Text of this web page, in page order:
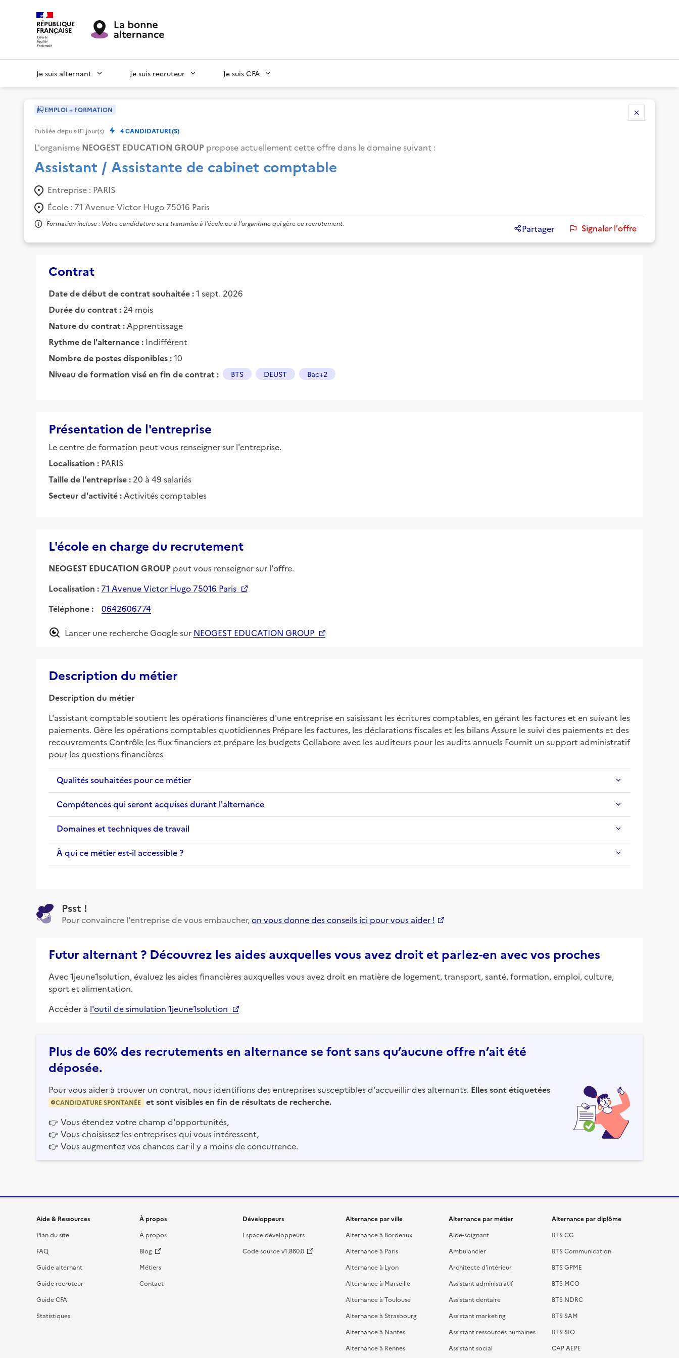
RÉPUBLIQUE
FRANÇAISE
Je suis alternant Je suis recruteur Je suis CFA
EMPLOI + FORMATION
Publiée depuis81 jour(s) 4CANDIDATURE(S)
L'organisme NEOGEST EDUCATION GROUP propose actuellement cette offre dans le domaine suivant :
Assistant / Assistante de cabinet comptable
Entreprise : PARIS
École : 71 Avenue Victor Hugo 75016 Paris
Formation incluse : Votre candidature sera transmise à l'école ou à l'organisme qui gère ce recrutement. Partager Signaler l'offre
Contrat
Date de début de contrat souhaitée :1 sept. 2026
Durée du contrat : 24 mois
Nature du contrat : Apprentissage
Rythme de l'alternance : Indifférent
Nombre de postes disponibles :10
Niveau de formation visé en fin de contrat :
BTS DEUST Bac+2
Présentation de l'entreprise
Le centre de formation peut vous renseigner sur l'entreprise.
Localisation : PARIS
Taille de l'entreprise : 20 à 49 salariés
Secteur d'activité : Activités comptables
L'école en charge du recrutement
NEOGEST EDUCATION GROUP peut vous renseigner sur l'offre.
Localisation : 71 Avenue Victor Hugo 75016 Paris
Téléphone :
0642606774
Lancer une recherche Google sur NEOGEST EDUCATION GROUP
Description du métier
Description du métier
L'assistant comptable soutient les opérations financières d'une entreprise en saisissant les écritures comptables, en gérant les factures et en suivant les
paiements. Gère les opérations comptables quotidiennes Prépare les factures, les déclarations fiscales et les bilans Assure le suivi des paiements et des
recouvrements Contrôle les flux financiers et prépare les budgets Collabore avec les auditeurs pour les audits annuels Fournit un support administratif
pour les questions financières
Qualités souhaitées pour ce métier
Compétences qui seront acquises durant l'alternance
Domaines et techniques de travail
À qui ce métier est-il accessible ?
Psst !
Pour convaincre l'entreprise de vous embaucher,on vous donne des conseils ici pour vous aider !
Futur alternant ? Découvrez les aides auxquelles vous avez droit et parlez-en avec vos proches
Avec 1jeune1solution, évaluez les aides financières auxquelles vous avez droit en matière de logement, transport, santé, formation, emploi, culture,
sport et alimentation.
Accéder à l'outil de simulation 1jeune1solution
Plus de 60% des recrutements en alternance se font sans qu’aucune offre n’ait été
déposée.
Pour vous aider à trouver un contrat, nous identifions des entreprises susceptibles d'accueillir des alternants. Elles sont étiquetées
CANDIDATURE SPONTANÉE
et sont visibles en fin de résultats de recherche.
👉 Vous étendez votre champ d'opportunités,
👉 Vous choisissez les entreprises qui vous intéressent,
👉 Vous augmentez vos chances car il y a moins de concurrence.
Informations et liens du site
Aide & Ressources
Plan du site
FAQ
Guide alternant
Guide recruteur
Guide CFA
Statistiques
À propos
À propos
Blog
Métiers
Contact
Développeurs
Espace développeurs
Code source v1.860.0
Alternance par ville
Alternance à Bordeaux
Alternance à Paris
Alternance à Lyon
Alternance à Marseille
Alternance à Toulouse
Alternance à Strasbourg
Alternance à Nantes
Alternance à Rennes
Alternance par métier
Aide-soignant
Ambulancier
Architecte d'intérieur
Assistant administratif
Assistant dentaire
Assistant marketing
Assistant ressources humaines
Assistant social
Alternance par diplôme
BTS CG
BTS Communication
BTS GPME
BTS MCO
BTS NDRC
BTS SAM
BTS SIO
CAP AEPE